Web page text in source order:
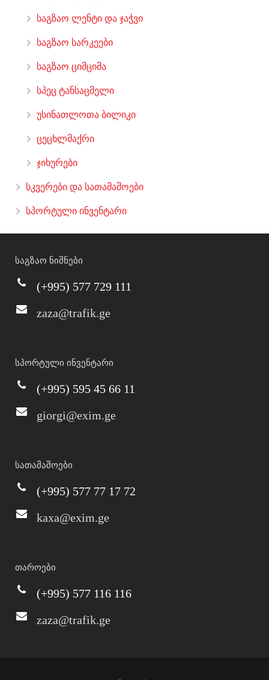
საგზაო ლენტი და ჯაჭვი
საგზაო სარკეები
საგზაო ციმციმა
სპეც ტანსაცმელი
უსინათლოთა ბილიკი
ცეცხლმაქრი
ჯიხურები
სკვერები და სათამაშოები
სპორტული ინვენტარი
საგზაო ნიშნები
(+995) 577 729 111
zaza@trafik.ge
სპორტული ინვენტარი
(+995) 595 45 66 11
giorgi@exim.ge
სათამაშოები
(+995) 577 77 17 72
kaxa@exim.ge
თაროები
(+995) 577 116 116
zaza@trafik.ge